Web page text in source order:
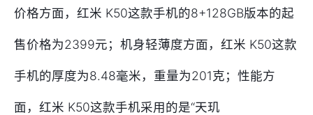
价格方面，红米 K50这款手机的8+128GB版本的起
售价格为2399元；机身轻薄度方面，红米 K50这款
手机的厚度为8.48毫米，重量为201克；性能方
面，红米 K50这款手机采用的是“天玑